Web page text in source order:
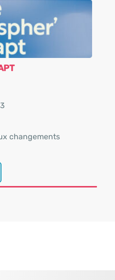
changements